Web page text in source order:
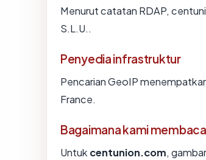
Menurut catatan RDAP,
S.L.U..
Penyedia infrastruktur
Pencarian GeoIP
France.
Bagaimana kami
Untuk centunion.com,